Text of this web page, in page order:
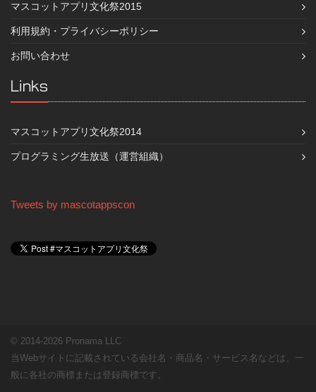
マスコットアプリ文化祭2015
利用規約・プライバシーポリシー
お問い合わせ
Links
マスコットアプリ文化祭2014
プログラミング生放送（運営組織）
Tweets by mascotappscon
© 2014-2026 Pronama LLC
当Webサイトに記載されている会社名・商品名・サービス名などは、一
般に各社の商標または登録商標です。